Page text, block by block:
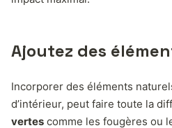
Ajoutez des
Incorporer des éléments
d’intérieur, peut faire toute la
vertes comme les fougères ou